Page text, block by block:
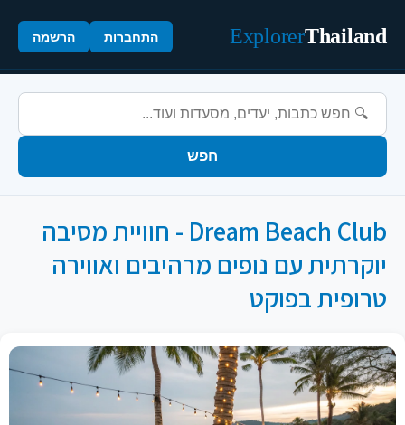
Thailand
Explorer התחברות הרשמה
חפש
Dream Beach Club - חוויית מסיבה
יוקרתית עם נופים מרהיבים ואווירה
טרופית בפוקט